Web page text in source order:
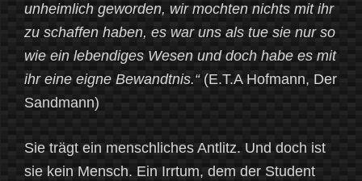
unheimlich geworden, wir mochten nichts mit ihr
zu schaffen haben, es war uns als tue sie nur so
wie ein lebendiges Wesen und doch habe es mit
ihr eine eigne Bewandtnis.“(E.T.A Hofmann, Der
Sandmann)
Sie trägt ein menschliches Antlitz. Und doch ist
sie kein Mensch. Ein Irrtum, dem der Student